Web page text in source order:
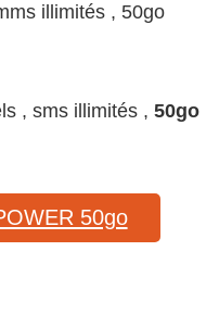
illimités , 50go
, sms illimités , 50go
50go